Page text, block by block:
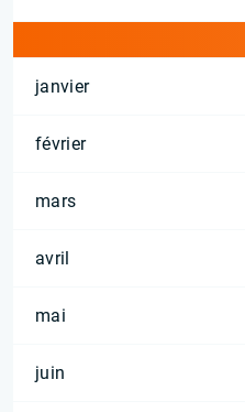
janvier
février
mars
avril
mai
juin